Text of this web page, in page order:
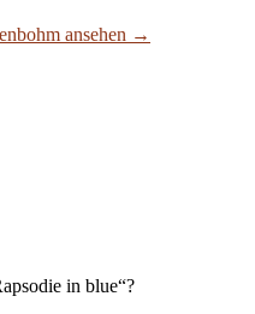
ansehen →
in blue“?